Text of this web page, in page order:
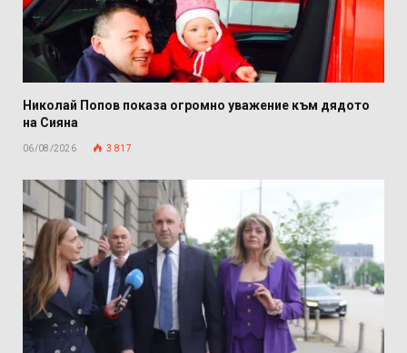
Николай Попов показа огромно уважение към дядото
на Сияна
06/08/2026 3 817